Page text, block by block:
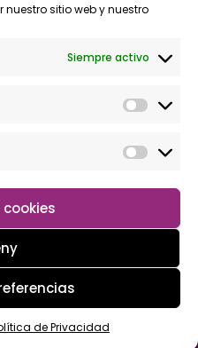
sitio web y nuestro
Siempre activo
de Privacidad
Política de cookies
tienda magica